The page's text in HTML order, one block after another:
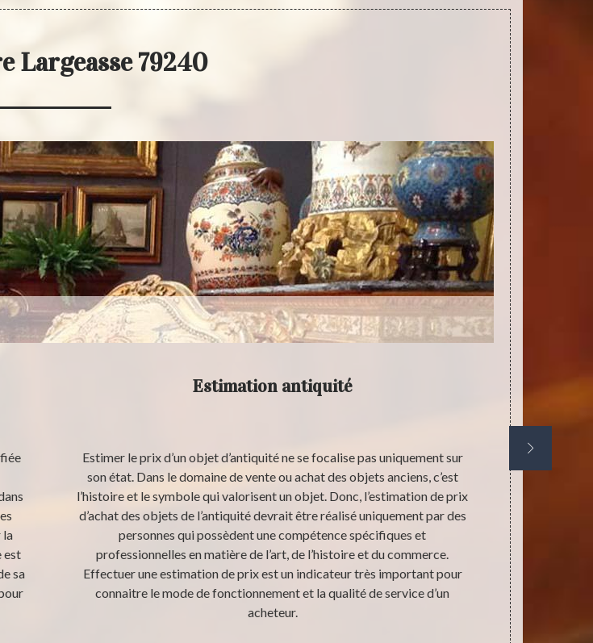
Largeasse 79240
la
est
sa
Estimation antiquité
Estimer le prix d’un objet d’antiquité ne se focalise pas uniquement sur
son état. Dans le domaine de vente ou achat des objets anciens, c’est
l’histoire et le symbole qui valorisent un objet. Donc, l’estimation de prix
d’achat des objets de l’antiquité devrait être réalisé uniquement par des
personnes qui possèdent une compétence spécifiques et
professionnelles en matière de l’art, de l’histoire et du commerce.
Effectuer une estimation de prix est un indicateur très important pour
connaitre le mode de fonctionnement et la qualité de service d’un
acheteur.